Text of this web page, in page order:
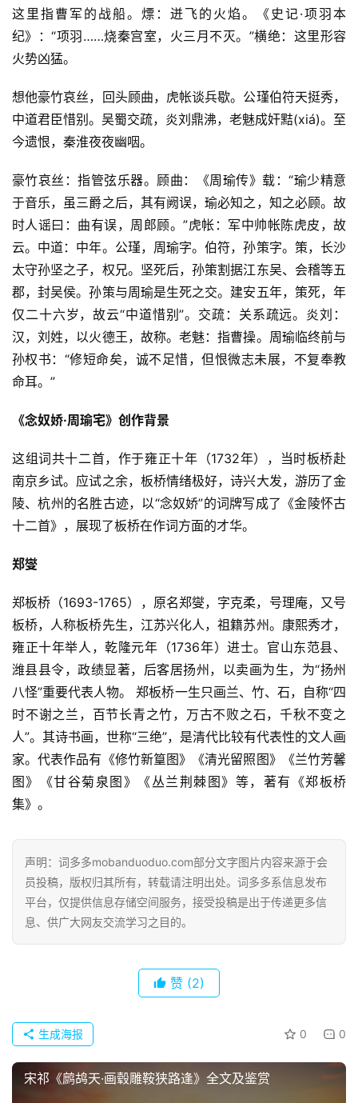
首
页
好
经
典
歌
这里指曹军的战船。熛：迸飞的火焰。《史记·项羽本
纪》：“项羽……烧秦宫室，火三月不灭。”横绝：这里形容
火势凶猛。
想他豪竹哀丝，回头顾曲，虎帐谈兵歇。公瑾伯符天挺秀，
中道君臣惜别。吴蜀交疏，炎刘鼎沸，老魅成奸黠(xiá)。至
今遗恨，秦淮夜夜幽咽。
豪竹哀丝：指管弦乐器。顾曲：《周瑜传》载：“瑜少精意
于音乐，虽三爵之后，其有阙误，瑜必知之，知之必顾。故
时人谣曰：曲有误，周郎顾。”虎帐：军中帅帐陈虎皮，故
云。中道：中年。公瑾，周瑜字。伯符，孙策字。策，长沙
太守孙坚之子，权兄。坚死后，孙策割据江东吴、会稽等五
郡，封吴侯。孙策与周瑜是生死之交。建安五年，策死，年
仅二十六岁，故云“中道惜别”。交疏：关系疏远。炎刘：
汉，刘姓，以火德王，故称。老魅：指曹操。周瑜临终前与
孙权书：“修短命矣，诚不足惜，但恨微志未展，不复奉教
命耳。”
《念奴娇·周瑜宅》创作背景
这组词共十二首，作于雍正十年（1732年），当时板桥赴
南京乡试。应试之余，板桥情绪极好，诗兴大发，游历了金
陵、杭州的名胜古迹，以“念奴娇”的词牌写成了《金陵怀古
十二首》，展现了板桥在作词方面的才华。
郑燮
郑板桥（1693-1765），原名郑燮，字克柔，号理庵，又号
板桥，人称板桥先生，江苏兴化人，祖籍苏州。康熙秀才，
雍正十年举人，乾隆元年（1736年）进士。官山东范县、
潍县县令，政绩显著，后客居扬州，以卖画为生，为“扬州
八怪”重要代表人物。 郑板桥一生只画兰、竹、石，自称“四
时不谢之兰，百节长青之竹，万古不败之石，千秋不变之
人”。其诗书画，世称“三绝”，是清代比较有代表性的文人画
家。代表作品有《修竹新篁图》《清光留照图》《兰竹芳馨
图》《甘谷菊泉图》《丛兰荆棘图》等，著有《郑板桥
集》。
声明：词多多mobanduoduo.com部分文字图片内容来源于会
员投稿，版权归其所有，转载请注明出处。词多多系信息发布
平台，仅提供信息存储空间服务，接受投稿是出于传递更多信
息、供广大网友交流学习之目的。
赞 (2)
0 0
生成海报
宋祁《鹧鸪天·画毂雕鞍狭路逢》全文及鉴赏